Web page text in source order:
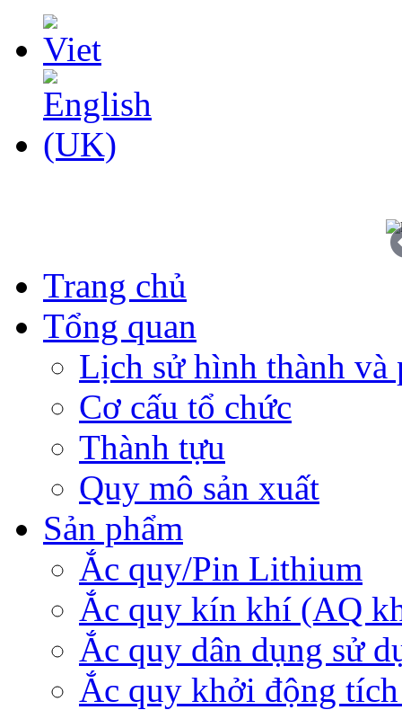
Trang chủ
Tổng quan
Lịch sử hình thành và
Cơ cấu tổ chức
Thành tựu
Quy mô sản xuất
Sản phẩm
Ắc quy/Pin Lithium
Ắc quy kín khí (AQ
Ắc quy dân dụng sử
Ắc quy khởi động